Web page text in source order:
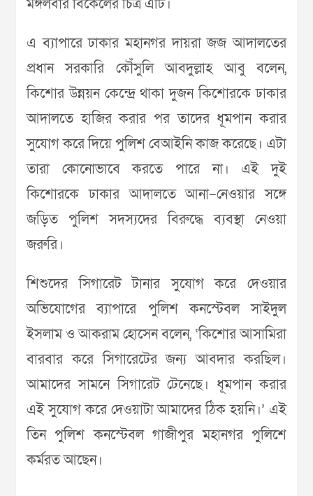
মঙ্গলবার বিকেলের চিত্র এটি।
এ ব্যাপারে ঢাকার মহানগর দায়রা জজ আদালতের
প্রধান সরকারি কৌঁসুলি আবদুল্লাহ আবু বলেন,
কিশোর উন্নয়ন কেন্দ্রে থাকা দুজন কিশোরকে ঢাকার
আদালতে হাজির করার পর তাদের ধূমপান করার
সুযোগ করে দিয়ে পুলিশ বেআইনি কাজ করেছে। এটা
তারা কোনোভাবে করতে পারে না। এই দুই
কিশোরকে ঢাকার আদালতে আনা–নেওয়ার সঙ্গে
জড়িত পুলিশ সদস্যদের বিরুদ্ধে ব্যবস্থা নেওয়া
জরুরি।
শিশুদের সিগারেট টানার সুযোগ করে দেওয়ার
অভিযোগের ব্যাপারে পুলিশ কনস্টেবল সাইদুল
ইসলাম ও আকরাম হোসেন বলেন, ‘কিশোর আসামিরা
বারবার করে সিগারেটের জন্য আবদার করছিল।
আমাদের সামনে সিগারেট টেনেছে। ধূমপান করার
এই সুযোগ করে দেওয়াটা আমাদের ঠিক হয়নি।’ এই
তিন পুলিশ কনস্টেবল গাজীপুর মহানগর পুলিশে
কর্মরত আছেন।